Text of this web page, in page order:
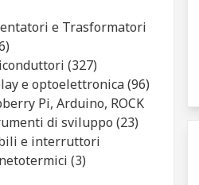
e Trasformatori
(327)
e optoelettronica (96)
Pi, Arduino, ROCK
di sviluppo (23)
e interruttori
(3)